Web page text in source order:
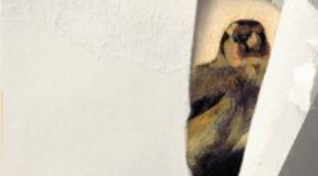
LIRE LA SUITE